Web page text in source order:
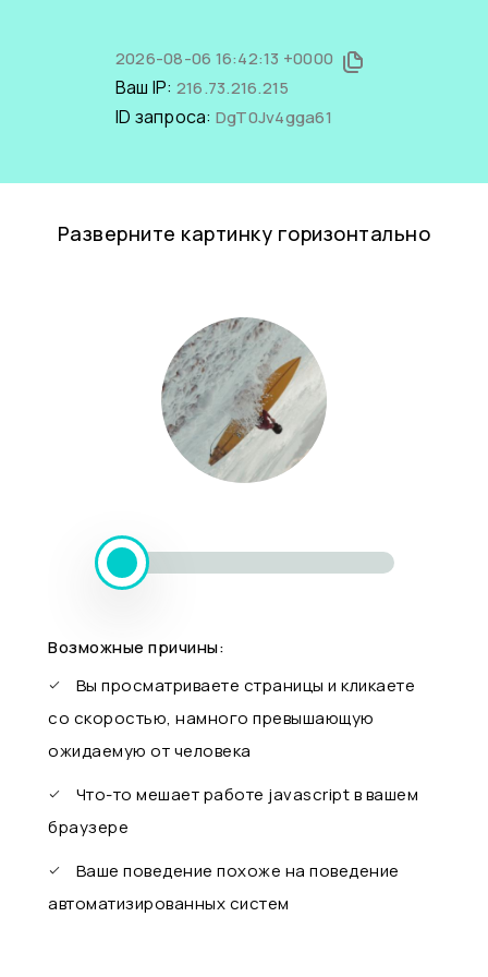
2026-08-06 16:42:13 +0000
Ваш IP: 216.73.216.215
ID запроса: DgT0Jv4gga61
Разверните картинку горизонтально
Возможные причины:
Вы просматриваете страницы и кликаете
со скоростью, намного превышающую
ожидаемую от человека
Что-то мешает работе javascript в вашем
браузере
Ваше поведение похоже на поведение
автоматизированных систем